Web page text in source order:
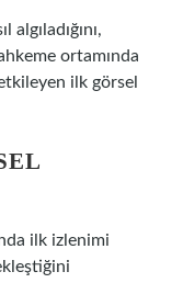
ortamında
ilk görsel
ilk izlenimi